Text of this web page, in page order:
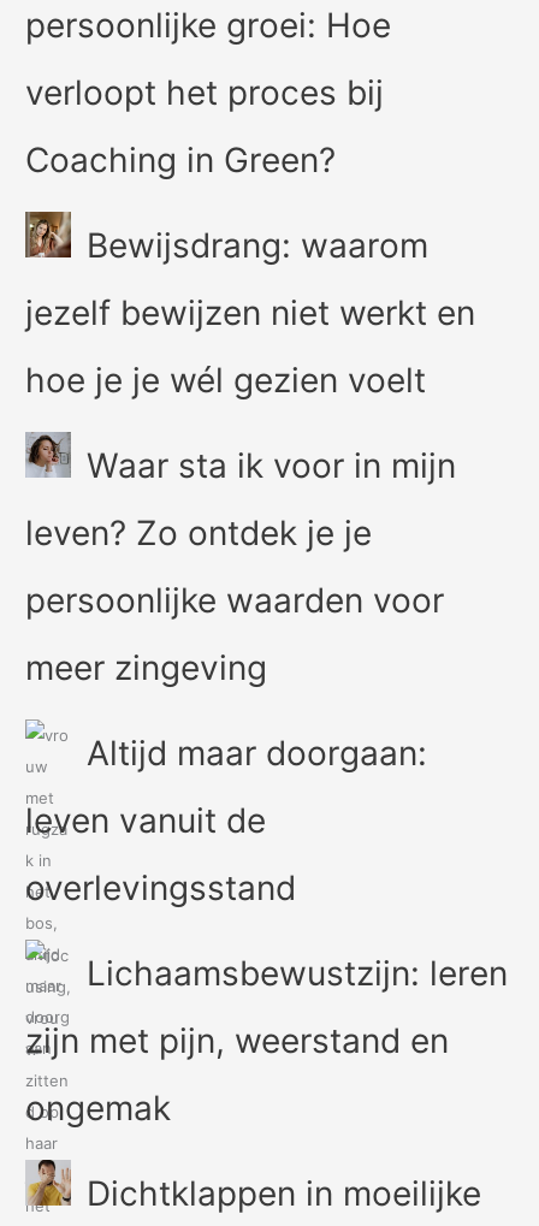
persoonlijke groei: Hoe
verloopt het proces bij
Coaching in Green?
Bewijsdrang: waarom
jezelf bewijzen niet werkt en
hoe je je wél gezien voelt
Waar sta ik voor in mijn
leven? Zo ontdek je je
persoonlijke waarden voor
meer zingeving
Altijd maar doorgaan:
leven vanuit de
overlevingsstand
Lichaamsbewustzijn: leren
zijn met pijn, weerstand en
ongemak
Dichtklappen in moeilijke